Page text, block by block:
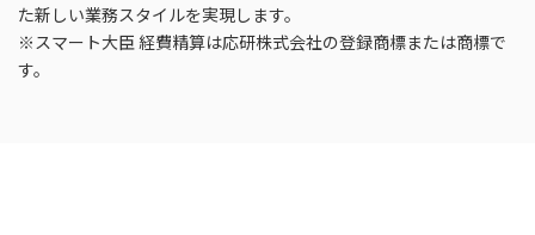
た新しい業務スタイルを実現します。
※スマート大臣 経費精算は応研株式会社の登録商標または商標で
す。